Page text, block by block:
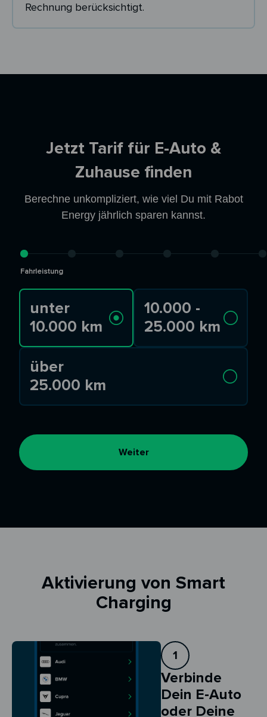
Rechnung berücksichtigt.
Jetzt Tarif für E-Auto &
Zuhause finden
Berechne unkompliziert, wie viel Du mit Rabot
Energy jährlich sparen kannst.
Fahrleistung
unter
10.000 km
10.000 -
25.000 km
über
25.000 km
Weiter
Aktivierung von Smart
Charging
1
Verbinde
Dein E-Auto
oder Deine